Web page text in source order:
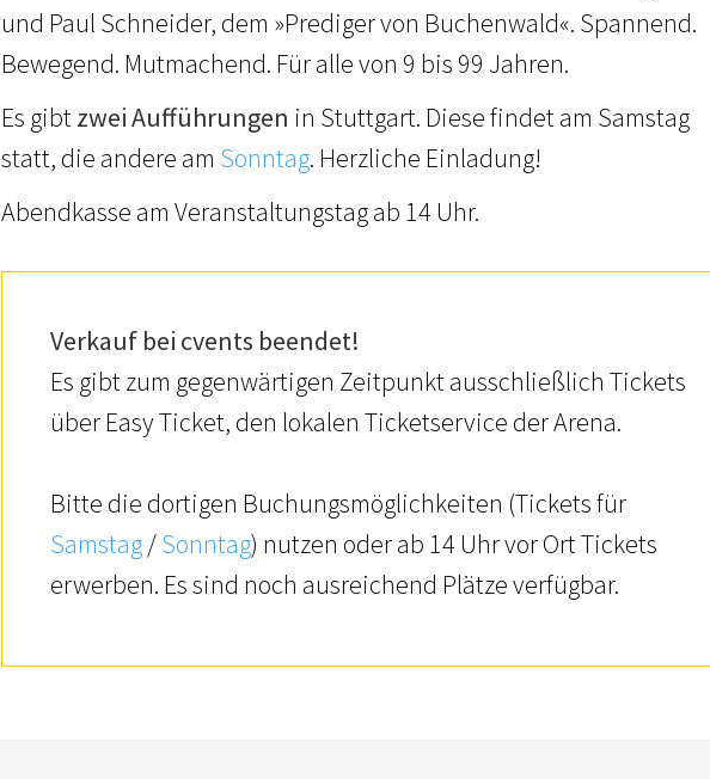
und Paul Schneider, dem »Prediger von Buchenwald«. Spannend.
Bewegend. Mutmachend. Für alle von 9 bis 99 Jahren.
Es gibtzwei Aufführungen in Stuttgart. Diese findet am Samstag
statt, die andere am Sonntag. Herzliche Einladung!
Abendkasse am Veranstaltungstag ab 14 Uhr.
Verkauf bei cvents beendet!
Es gibt zum gegenwärtigen Zeitpunkt ausschließlich Tickets
über Easy Ticket, den lokalen Ticketservice der Arena.
Bitte die dortigen Buchungsmöglichkeiten (Tickets für
Samstag/Sonntag) nutzen oder ab 14 Uhr vor Ort Tickets
erwerben. Es sind noch ausreichend Plätze verfügbar.